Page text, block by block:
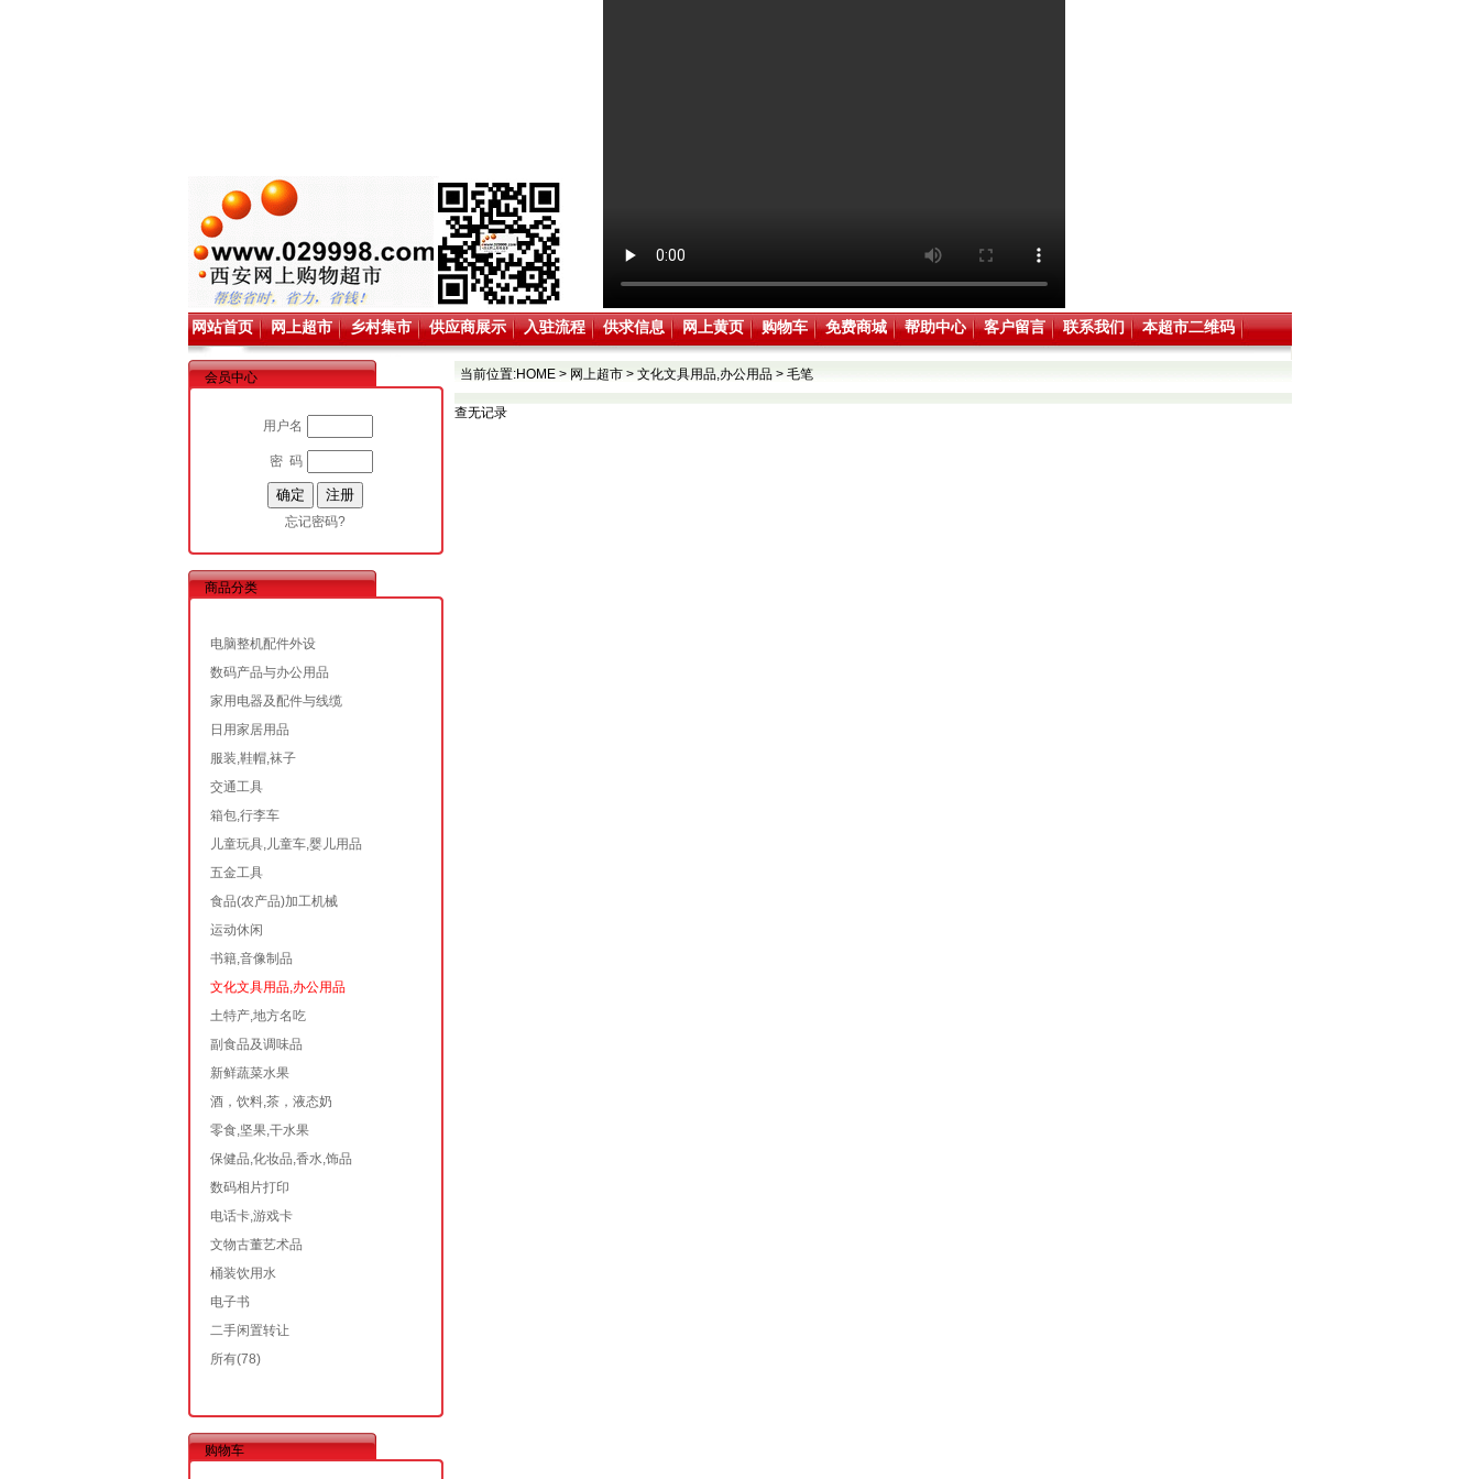
网站首页 网上超市 乡村集市 供应商展示 入驻流程 供求信息 网上黄页 购物车 免费商城 帮助中心 客户留言 联系我们 本超市二维码
会员中心
用户名
密 码
忘记密码?
商品分类
电脑整机配件外设
数码产品与办公用品
家用电器及配件与线缆
日用家居用品
服装,鞋帽,袜子
交通工具
箱包,行李车
儿童玩具,儿童车,婴儿用品
五金工具
食品(农产品)加工机械
运动休闲
书籍,音像制品
文化文具用品,办公用品
土特产,地方名吃
副食品及调味品
新鲜蔬菜水果
酒，饮料,茶，液态奶
零食,坚果,干水果
保健品,化妆品,香水,饰品
数码相片打印
电话卡,游戏卡
文物古董艺术品
桶装饮用水
电子书
二手闲置转让
所有(78)
购物车
当前位置:HOME> 网上超市> 文化文具用品,办公用品> 毛笔
查无记录